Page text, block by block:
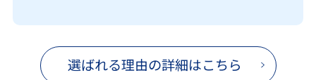
選ばれる理由の詳細はこちら